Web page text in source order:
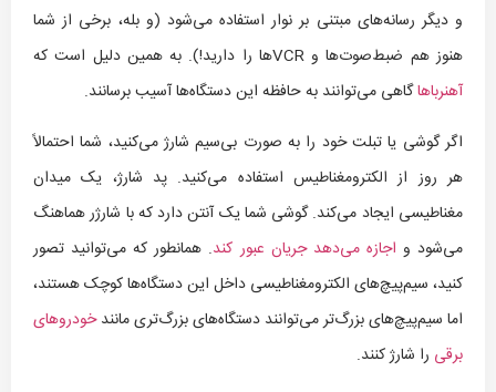
و دیگر رسانه‌های مبتنی بر نوار استفاده می‌شود (و بله، برخی از شما
هنوز هم ضبط‌صوت‌ها و VCRها را دارید!). به همین دلیل است که
آهنربا‌هاگاهی می‌توانند به حافظه این دستگاه‌ها آسیب برسانند.
اگر گوشی یا تبلت خود را به صورت بی‌سیم شارژ می‌کنید، شما احتمالاً
هر روز از الکترومغناطیس استفاده می‌کنید. پد شارژ، یک میدان
مغناطیسی ایجاد می‌کند. گوشی شما یک آنتن دارد که با شارژر هماهنگ
می‌شود و اجازه می‌دهد جریان عبور کند. همانطور که می‌توانید تصور
کنید، سیم‌پیچ‌های الکترومغناطیسی داخل این دستگاه‌ها کوچک هستند،
اما سیم‌پیچ‌های بزرگ‌تر می‌توانند دستگاه‌های بزرگ‌تری مانندخودروهای
برقی را شارژ کنند.